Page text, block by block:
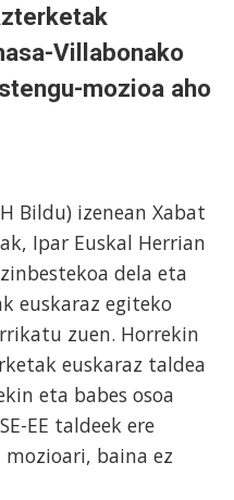
Villabonako
mozioa aho
Bildu) izenean Xabat
Ipar Euskal Herrian
dela eta
euskaraz egiteko
zuen. Horrekin
euskaraz taldea
eta babes osoa
EE taldeek ere
baina ez